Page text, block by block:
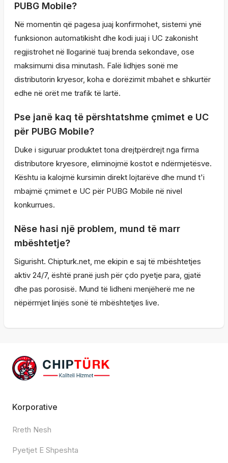
PUBG Mobile?
Në momentin që pagesa juaj konfirmohet, sistemi ynë
funksionon automatikisht dhe kodi juaj i UC zakonisht
regjistrohet në llogarinë tuaj brenda sekondave, ose
maksimumi disa minutash. Falë lidhjes sonë me
distributorin kryesor, koha e dorëzimit mbahet e shkurtër
edhe në orët me trafik të lartë.
Pse janë kaq të përshtatshme çmimet e UC
për PUBG Mobile?
Duke i siguruar produktet tona drejtpërdrejt nga firma
distributore kryesore, eliminojmë kostot e ndërmjetësve.
Kështu ia kalojmë kursimin direkt lojtarëve dhe mund t'i
mbajmë çmimet e UC për PUBG Mobile në nivel
konkurrues.
Nëse hasi një problem, mund të marr
mbështetje?
Sigurisht. Chipturk.net, me ekipin e saj të mbështetjes
aktiv 24/7, është pranë jush për çdo pyetje para, gjatë
dhe pas porosisë. Mund të lidheni menjëherë me ne
nëpërmjet linjës sonë të mbështetjes live.
Korporative
Rreth Nesh
Pyetjet E Shpeshta